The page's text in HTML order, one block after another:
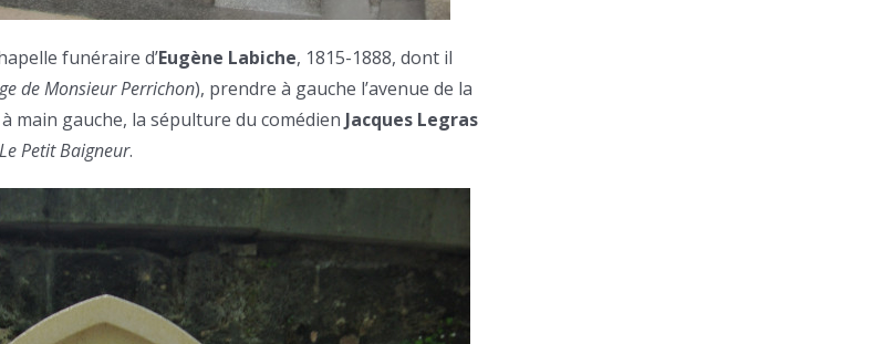
funéraire d’Eugène Labiche, 1815-1888, dont il
de Monsieur Perrichon), prendre à gauche l’avenue de la
main gauche, la sépulture du comédien Jacques Legras
Le Petit Baigneur.